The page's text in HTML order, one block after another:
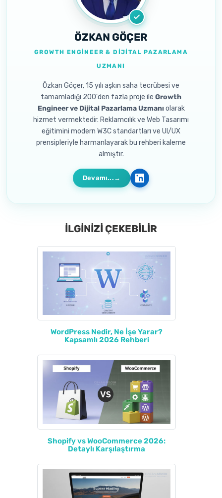
ÖZKAN GÖÇER
GROWTH ENGINEER & DIJITAL PAZARLAMA
UZMANI
Özkan Göçer, 15 yılı aşkın saha tecrübesi ve
tamamladığı 200'den fazla proje ile Growth
Engineer ve Dijital Pazarlama Uzmanıolarak
hizmet vermektedir. Reklamcılık ve Web Tasarımı
eğitimini modern W3C standartları ve UI/UX
prensipleriyle harmanlayarak bu rehberi kaleme
almıştır.
Devamı...
İLGİNİZİ ÇEKEBİLİR
WordPress Nedir, Ne İşe Yarar?
Kapsamlı 2026 Rehberi
Shopify vs WooCommerce 2026:
Detaylı Karşılaştırma